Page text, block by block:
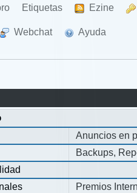
Etiquetas Ezine
Webchat Ayuda
Anuncios en
Backups,
Premios